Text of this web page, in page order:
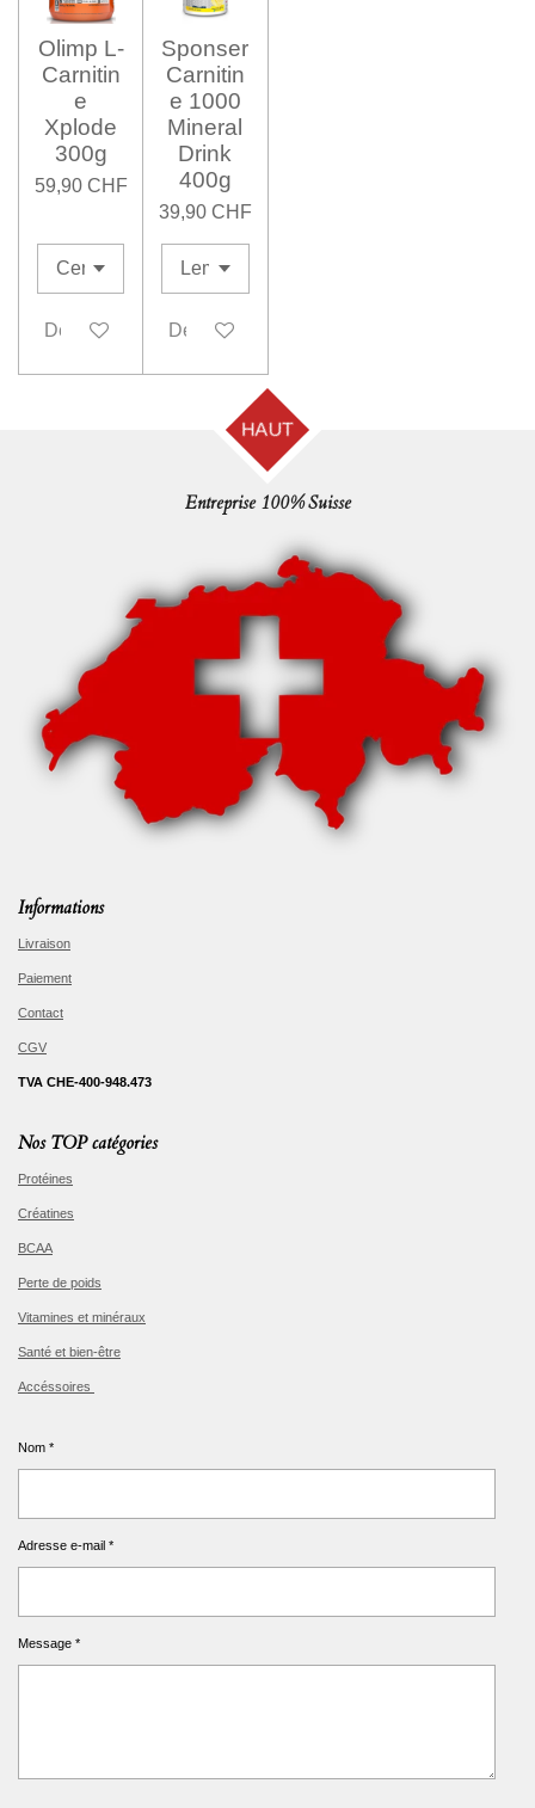
Olimp L-
Carnitin
e
Xplode
300g
59,90 CHF
Désactivé
Sponser
Carnitin
e 1000
Mineral
Drink
400g
39,90 CHF
Désactivé
HAUT
Entreprise 100% Suisse
Informations
Livraison
Paiement
Contact
CGV
TVA CHE-400-948.473
Nos TOP catégories
Protéines
Créatines
BCAA
Perte de poids
Vitamines et minéraux
Santé et bien-être
Accéssoires
Nom *
Adresse e-mail *
Message *